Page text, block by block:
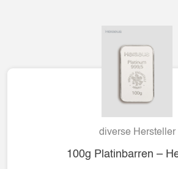
diverse Hersteller
100g Platinbarren –